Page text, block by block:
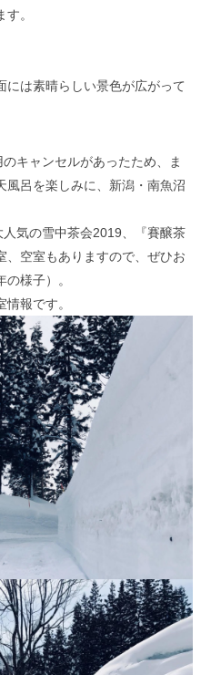
。
には素晴らしい景色が広がって
キャンセルがあったため、ま
風呂を楽しみに、新潟・南魚沼
気の雪中茶会2019、『賽醸茶
、空室もありますので、ぜひお
様子）。
報です。